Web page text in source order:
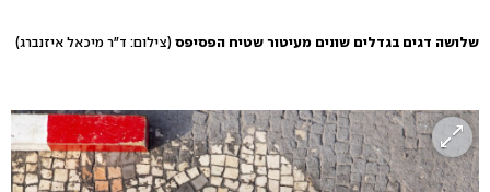
שלושה דגים בגדלים שונים מעיטור שטיח הפסיפס (צילום: ד"ר מיכאל איזנברג)